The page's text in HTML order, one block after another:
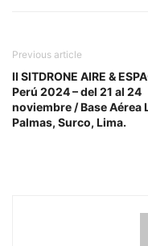
Previous article
II SITDRONE AIRE &
Perú 2024 – del 21 al 24
noviembre / Base Aérea
Palmas, Surco, Lima.